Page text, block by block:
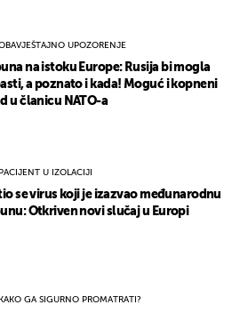
UPOZORENJE
na istoku Europe: Rusija bi mogla
a poznato i kada! Moguć i kopneni
u članicu NATO-a
PACIJENT U IZOLACIJI
se virus koji je izazvao međunarodnu
Otkriven novi slučaj u Europi
KAKO GA SIGURNO PROMATRATI?
NOTIFIKACIJE